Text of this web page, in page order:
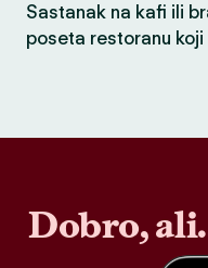
Sastanak na kafi ili
poseta restoranu
Dobro,